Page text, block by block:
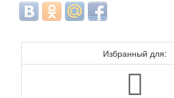
Избранный для: